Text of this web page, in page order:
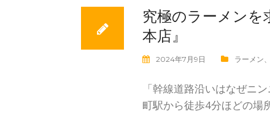
究極のラーメン
本店』
2024年7月9日 ラーメン、
「幹線道路沿いはなぜニ
町駅から徒歩4分ほどの場